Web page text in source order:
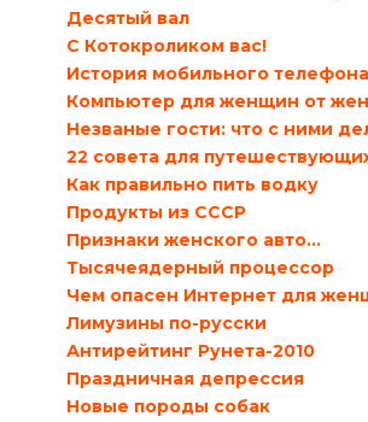
Десятый вал
С Котокроликом вас!
История мобильного телефона
Компьютер для женщин от
Незваные гости: что с ними
22 совета для
Как правильно пить водку
Продукты из СССР
Признаки женского авто…
Тысячеядерный процессор
Чем опасен Интернет для
Лимузины по-русски
Антирейтинг Рунета-2010
Праздничная депрессия
Новые породы собак